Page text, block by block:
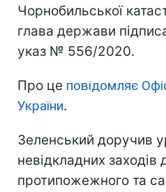
Чорнобильської
глава держави
указ № 556/2020.
Про це повідомляє
України.
Зеленський доручив
невідкладних заходів
протипожежного та